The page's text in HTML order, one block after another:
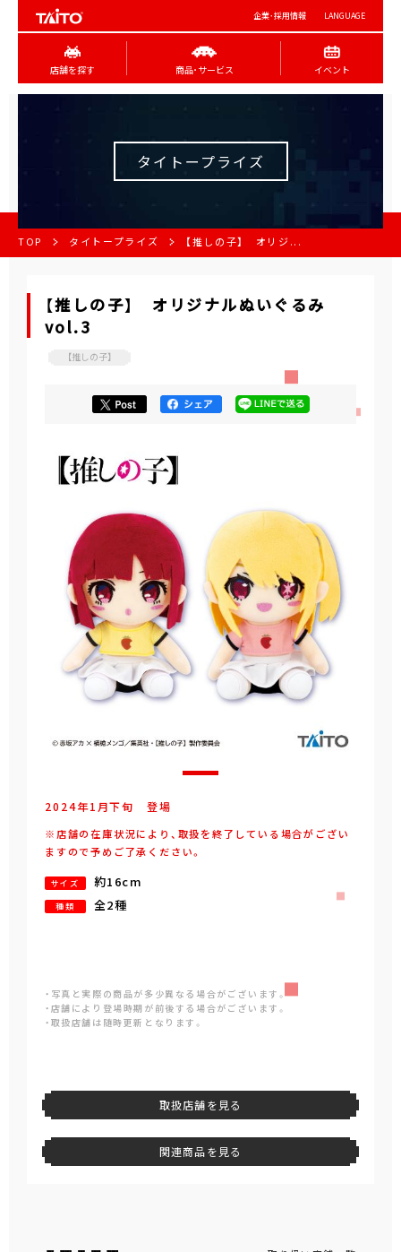
企業･採用情報 LANGUAGE
店舗を探す 商品･サービス イベント
タイトープライズ
TOP タイトープライズ 【推しの子】 オリジ...
【推しの子】 オリジナルぬいぐるみ
vol.3
【推しの子】
2024年1 月下旬 登場
※店舗の在庫状況により、取扱を終了している場合がござい
ますので予めご了承ください。
サイズ 約16cm
種類 全2種
・写真と実際の商品が多少異なる場合がございます。
・店舗により登場時期が前後する場合がございます。
・取扱店舗は随時更新となります。
取扱店舗を見る
関連商品を見る